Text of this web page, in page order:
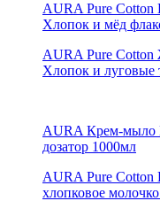
AURA Pure Cotton
Хлопок и мёд
AURA Pure Cotton
Хлопок и
AURA Крем-мыло
дозатор 1000мл
AURA Pure Cotton
хлопковое